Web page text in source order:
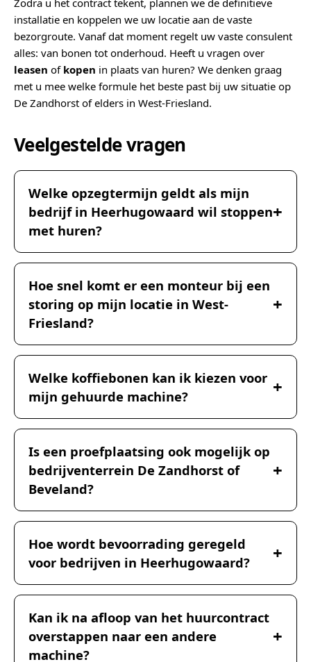
Zodra u het contract tekent, plannen we de definitieve
installatie en koppelen we uw locatie aan de vaste
bezorgroute. Vanaf dat moment regelt uw vaste consulent
alles: van bonen tot onderhoud. Heeft u vragen over
leasen of kopen in plaats van huren? We denken graag
met u mee welke formule het beste past bij uw situatie op
De Zandhorst of elders in West-Friesland.
Veelgestelde vragen
Welke opzegtermijn geldt als mijn
bedrijf in Heerhugowaard wil stoppen
met huren?
Hoe snel komt er een monteur bij een
storing op mijn locatie in West-
Friesland?
Welke koffiebonen kan ik kiezen voor
mijn gehuurde machine?
Is een proefplaatsing ook mogelijk op
bedrijventerrein De Zandhorst of
Beveland?
Hoe wordt bevoorrading geregeld
voor bedrijven in Heerhugowaard?
Kan ik na afloop van het huurcontract
overstappen naar een andere
machine?